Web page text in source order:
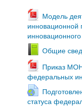
Модель
инновационной
Общие
Приказ
федеральных
статуса